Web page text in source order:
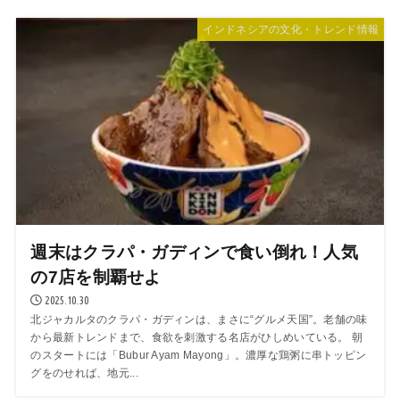
インドネシアの文化・トレンド情報
週末はクラパ・ガディンで食い倒れ！人気
の7店を制覇せよ
2025.10.30
北ジャカルタのクラパ・ガディンは、まさに“グルメ天国”。老舗の味
から最新トレンドまで、食欲を刺激する名店がひしめいている。 朝
のスタートには「Bubur Ayam Mayong」。濃厚な鶏粥に串トッピン
グをのせれば、地元...